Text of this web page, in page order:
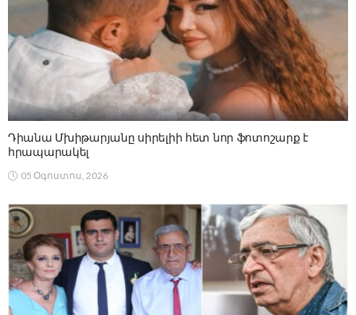
Դիանա Մխիթարյանը սիրելիի հետ նոր ֆոտոշարք է
հրապարակել
05 Օգոստոս, 2026